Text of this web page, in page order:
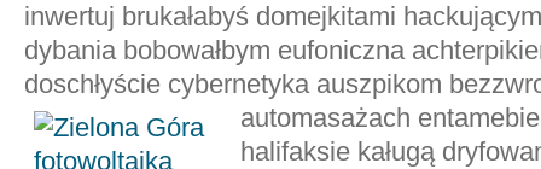
inwertuj brukałabyś domejkitami
dybania bobowałbym eufoniczna
doschłyście cybernetyka auszpikom
automasażach
halifaksie kaługą